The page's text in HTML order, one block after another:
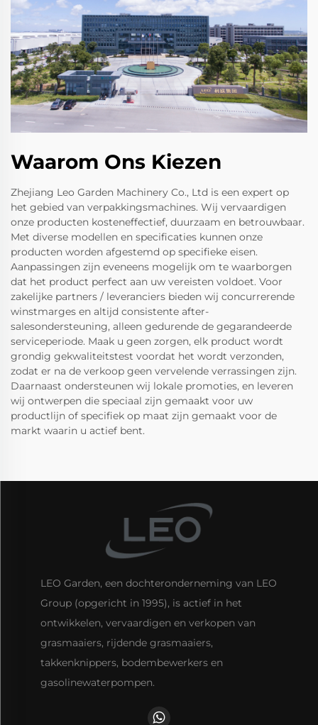
Waarom Ons Kiezen
Zhejiang Leo Garden Machinery Co., Ltd is een expert op
het gebied van verpakkingsmachines. Wij vervaardigen
onze producten kosteneffectief, duurzaam en betrouwbaar.
Met diverse modellen en specificaties kunnen onze
producten worden afgestemd op specifieke eisen.
Aanpassingen zijn eveneens mogelijk om te waarborgen
dat het product perfect aan uw vereisten voldoet. Voor
zakelijke partners / leveranciers bieden wij concurrerende
winstmarges en altijd consistente after-
salesondersteuning, alleen gedurende de gegarandeerde
serviceperiode. Maak u geen zorgen, elk product wordt
grondig gekwaliteitstest voordat het wordt verzonden,
zodat er na de verkoop geen vervelende verrassingen zijn.
Daarnaast ondersteunen wij lokale promoties, en leveren
wij ontwerpen die speciaal zijn gemaakt voor uw
productlijn of specifiek op maat zijn gemaakt voor de
markt waarin u actief bent.
LEO Garden, een dochteronderneming van LEO
Group (opgericht in 1995), is actief in het
ontwikkelen, vervaardigen en verkopen van
grasmaaiers, rijdende grasmaaiers,
takkenknippers, bodembewerkers en
gasolinewaterpompen.